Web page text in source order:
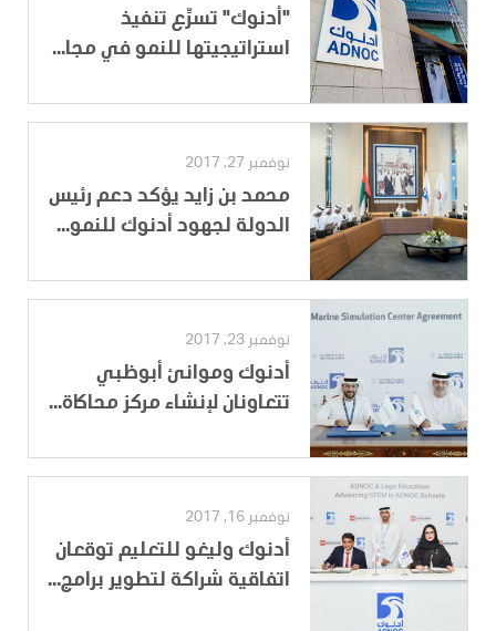
"أدنوك" تسرِّع تنفيذ
استراتيجيتها للنمو في مجا...
نوفمبر 27, 2017
محمد بن زايد يؤكد دعم رئيس
الدولة لجهود أدنوك للنمو...
نوفمبر 23, 2017
أدنوك وموانئ أبوظبي
تتعاونان لإنشاء مركز محاكاة...
نوفمبر 16, 2017
أدنوك وليغو للتعليم توقعان
اتفاقية شراكة لتطوير برامج...